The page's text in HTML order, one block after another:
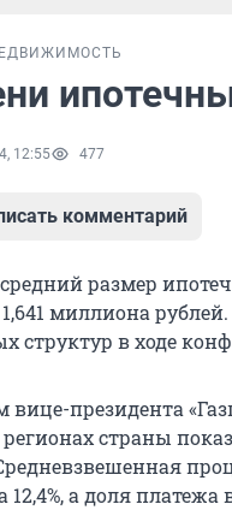
12:55 477
комментарий
размер
1,641 миллиона
структур в ходе
вице-президента
страны
12,4%, а доля